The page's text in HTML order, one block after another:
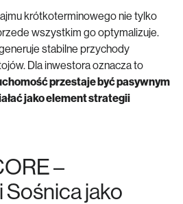
krótkoterminowego nie tylko
wszystkim go optymalizuje.
stabilne przychody
Dla inwestora oznacza to
przestaje być pasywnym
jako element strategii
–
Sośnica jako